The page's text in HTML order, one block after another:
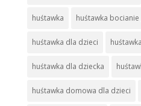
huśtawka huśtawka
huśtawka dla dzieci
huśtawka dla dziecka
huśtawka domowa dla dzieci